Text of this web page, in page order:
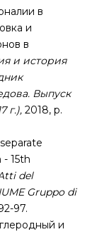
в
и
в
и история
Выпуск
г.), 2018, p.
15th
del
Gruppo di
97.
и